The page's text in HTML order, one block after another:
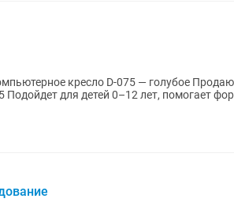
D-075 — голубое Продаю новое удобное детское